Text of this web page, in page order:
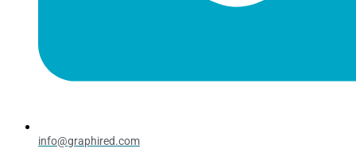
info@graphired.com